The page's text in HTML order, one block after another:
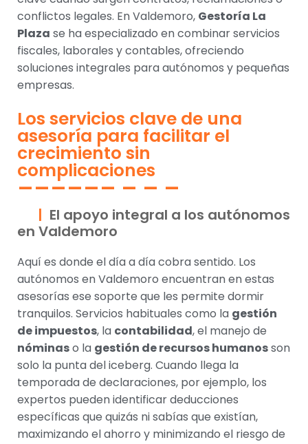
conflictos legales. En Valdemoro, Gestoría La
Plaza se ha especializado en combinar servicios
fiscales, laborales y contables, ofreciendo
soluciones integrales para autónomos y pequeñas
empresas.
Los servicios clave de una
asesoría para facilitar el
crecimiento sin
complicaciones
El apoyo integral a los autónomos
en Valdemoro
Aquí es donde el día a día cobra sentido. Los
autónomos en Valdemoro encuentran en estas
asesorías ese soporte que les permite dormir
tranquilos. Servicios habituales como la gestión
de impuestos, la contabilidad, el manejo de
nóminaso la gestión de recursos humanosson
solo la punta del iceberg. Cuando llega la
temporada de declaraciones, por ejemplo, los
expertos pueden identificar deducciones
específicas que quizás ni sabías que existían,
maximizando el ahorro y minimizando el riesgo de